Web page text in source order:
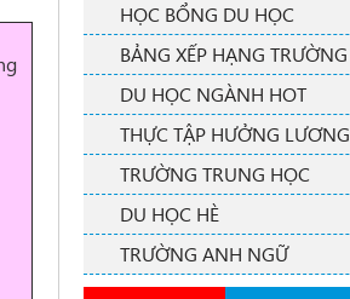
HỌC BỔNG DU HỌC
BẢNG XẾP HẠNG TRƯỜNG
DU HỌC NGÀNH HOT
THỰC TẬP HƯỞNG LƯƠNG
TRƯỜNG TRUNG HỌC
DU HỌC HÈ
TRƯỜNG ANH NGỮ